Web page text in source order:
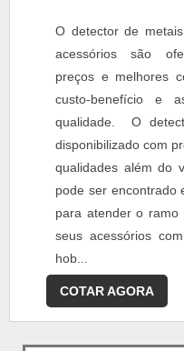
O detector de
acessórios são
preços e melhores
custo-benefício e
qualidade. O
disponibilizado com
qualidades além do
pode ser encontrado
para atender o ramo
seus acessórios
hob...
COTAR AGORA